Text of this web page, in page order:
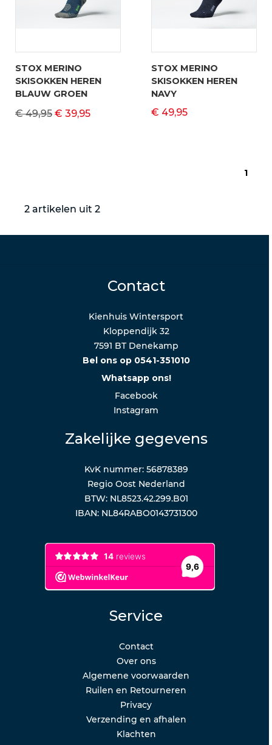
STOX MERINO
SKISOKKEN HEREN
BLAUW GROEN
€ 49,95 € 39,95
STOX MERINO
SKISOKKEN HEREN
NAVY
€ 49,95
1
2 artikelen uit 2
Contact
Kienhuis Wintersport
Kloppendijk 32
7591 BT Denekamp
Bel ons op 0541-351010
Whatsapp ons!
Facebook
Instagram
Zakelijke gegevens
KvK nummer: 56878389
Regio Oost Nederland
BTW: NL8523.42.299.B01
IBAN: NL84RABO0143731300
Service
Contact
Over ons
Algemene voorwaarden
Ruilen en Retourneren
Privacy
Verzending en afhalen
Klachten